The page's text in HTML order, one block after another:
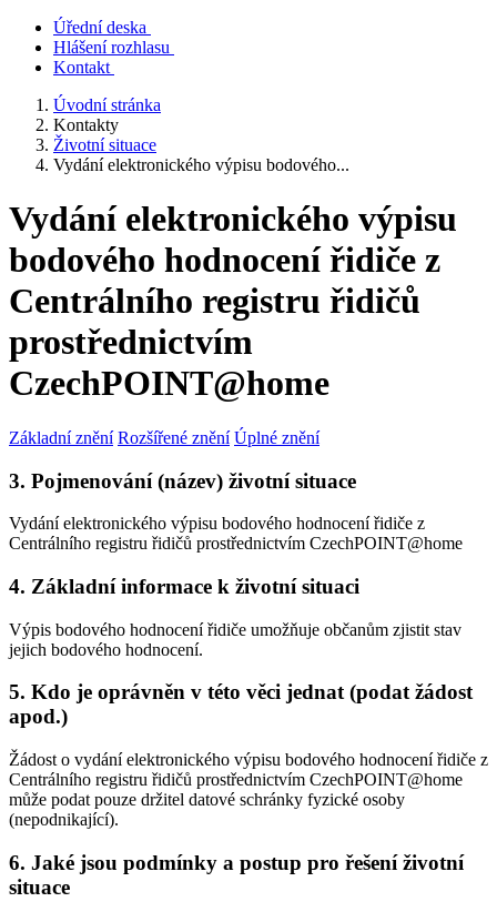
Úřední deska
Hlášení rozhlasu
Kontakt
Úvodní stránka
Kontakty
Životní situace
Vydání elektronického výpisu bodového...
Vydání elektronického výpisu
bodového hodnocení řidiče z
Centrálního registru řidičů
prostřednictvím
CzechPOINT@home
Základní znění Rozšířené znění Úplné znění
3. Pojmenování (název) životní situace
Vydání elektronického výpisu bodového hodnocení řidiče z
Centrálního registru řidičů prostřednictvím CzechPOINT@home
4. Základní informace k životní situaci
Výpis bodového hodnocení řidiče umožňuje občanům zjistit stav
jejich bodového hodnocení.
5. Kdo je oprávněn v této věci jednat (podat žádost
apod.)
Žádost o vydání elektronického výpisu bodového hodnocení řidiče z
Centrálního registru řidičů prostřednictvím CzechPOINT@home
může podat pouze držitel datové schránky fyzické osoby
(nepodnikající).
6. Jaké jsou podmínky a postup pro řešení životní
situace